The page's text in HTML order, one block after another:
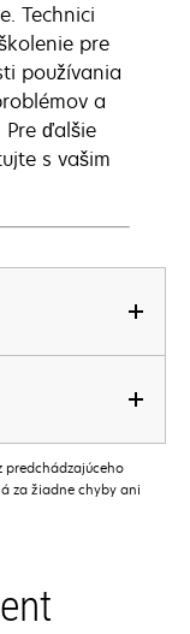
Technici
pre
používania
a
ďalšie
s vašim
predchádzajúceho
za žiadne chyby ani